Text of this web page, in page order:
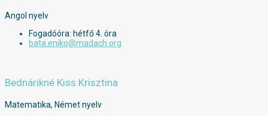
Angol nyelv
Fogadóóra: hétfő 4. óra
bata.eniko@madach.org
Bednárikné Kiss Krisztina
Matematika, Német nyelv